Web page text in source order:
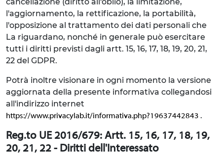
l'aggiornamento, la rettificazione, la portabilità,
l'opposizione al trattamento dei dati personali che
La riguardano, nonché in generale può esercitare
tutti i diritti previsti dagli artt. 15, 16, 17, 18, 19, 20, 21,
22 del GDPR.
Potrà inoltre visionare in ogni momento la versione
aggiornata della presente informativa collegandosi
all'indirizzo internet
https://www.privacylab.it/informativa.php?19637442843 .
Reg.to UE 2016/679: Artt. 15, 16, 17, 18, 19,
20, 21, 22 - Diritti dell'Interessato